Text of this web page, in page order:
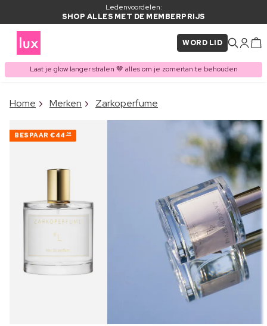
Ledenvoordelen:
SHOP ALLES MET DE MEMBERPRIJS
WORD LID
Laat je glow langer stralen 🤎 alles om je zomertan te behouden
ITEM TOEGEVOEGD AAN
WINKELMAND
Vaak samen gekocht met
Home Merken Zarkoperfume
BESPAAR €44 60